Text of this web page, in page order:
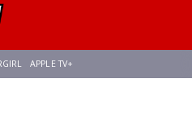
APPLE TV+